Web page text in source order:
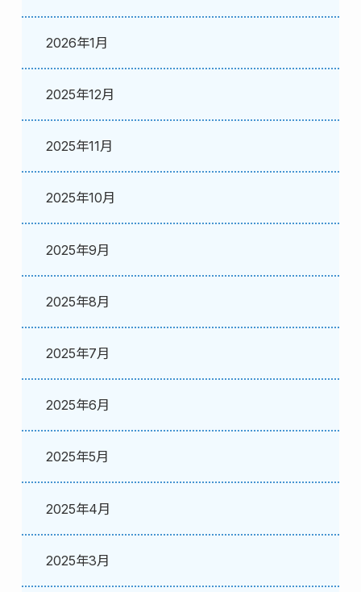
2026年1月
2025年12月
2025年11月
2025年10月
2025年9月
2025年8月
2025年7月
2025年6月
2025年5月
2025年4月
2025年3月